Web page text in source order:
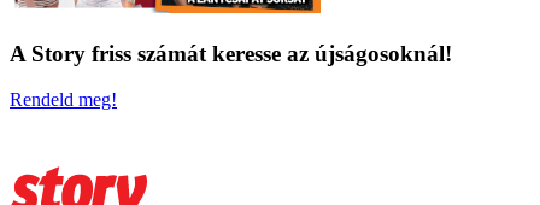
A Story friss számát keresse az újságosoknál!
Rendeld meg!